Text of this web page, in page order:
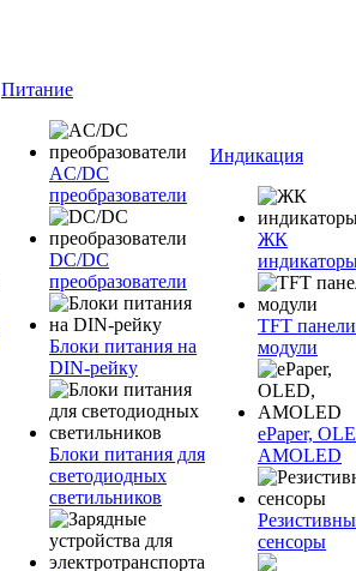
Питание
AC/DC
преобразователи
DC/DC
преобразователи
Блоки питания на
DIN-рейку
Блоки питания для
светодиодных
светильников
Индикация
ЖК
TFT
модули
ePaper,
AMOLED
сенсоры